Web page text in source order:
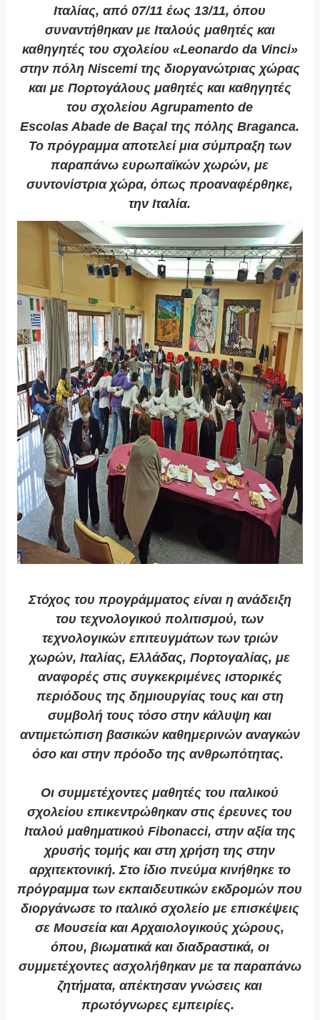
Ιταλίας, από 07/11 έως 13/11, όπου
συναντήθηκαν με Ιταλούς μαθητές και
καθηγητές του σχολείου «Leonardo da Vinci»
στην πόλη Niscemi της διοργανώτριας χώρας
και με Πορτογάλους μαθητές και καθηγητές
του σχολείου Agrupamento de
Escolas Abade de Baçal της πόλης Braganca.
Το πρόγραμμα αποτελεί μια σύμπραξη των
παραπάνω ευρωπαϊκών χωρών, με
συντονίστρια χώρα, όπως προαναφέρθηκε,
την Ιταλία.
Στόχος του προγράμματος είναι η ανάδειξη
του τεχνολογικού πολιτισμού, των
τεχνολογικών επιτευγμάτων των τριών
χωρών, Ιταλίας, Ελλάδας, Πορτογαλίας, με
αναφορές στις συγκεκριμένες ιστορικές
περιόδους της δημιουργίας τους και στη
συμβολή τους τόσο στην κάλυψη και
αντιμετώπιση βασικών καθημερινών αναγκών
όσο και στην πρόοδο της ανθρωπότητας.
Οι συμμετέχοντες μαθητές του ιταλικού
σχολείου επικεντρώθηκαν στις έρευνες του
Ιταλού μαθηματικού Fibonacci, στην αξία της
χρυσής τομής και στη χρήση της στην
αρχιτεκτονική. Στο ίδιο πνεύμα κινήθηκε το
πρόγραμμα των εκπαιδευτικών εκδρομών που
διοργάνωσε το ιταλικό σχολείο με επισκέψεις
σε Μουσεία και Αρχαιολογικούς χώρους,
όπου, βιωματικά και διαδραστικά, οι
συμμετέχοντες ασχολήθηκαν με τα παραπάνω
ζητήματα, απέκτησαν γνώσεις και
πρωτόγνωρες εμπειρίες.